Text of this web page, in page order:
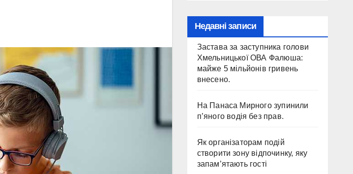
Недавні записи
Застава за заступника голови
Хмельницької ОВА Фалюша:
майже 5 мільйонів гривень
внесено.
На Панаса Мирного зупинили
п’яного водія без прав.
Як організаторам подій
створити зону відпочинку, яку
запам’ятають гості